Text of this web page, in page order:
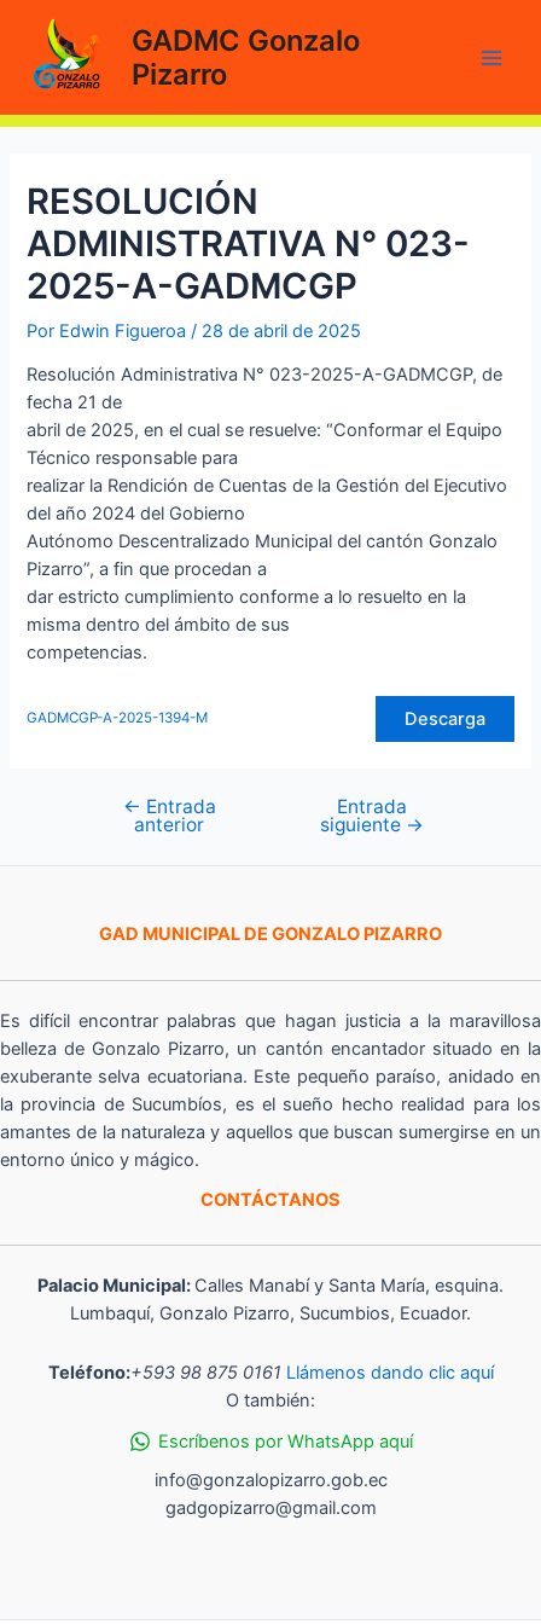
contenido
GADMC Gonzalo
Pizarro
RESOLUCIÓN
ADMINISTRATIVA N° 023-
2025-A-GADMCGP
Por Edwin Figueroa/ 28 de abril de 2025
Resolución Administrativa N° 023-2025-A-GADMCGP, de
fecha 21 de
abril de 2025, en el cual se resuelve: “Conformar el Equipo
Técnico responsable para
realizar la Rendición de Cuentas de la Gestión del Ejecutivo
del año 2024 del Gobierno
Autónomo Descentralizado Municipal del cantón Gonzalo
Pizarro”, a fin que procedan a
dar estricto cumplimiento conforme a lo resuelto en la
misma dentro del ámbito de sus
competencias.
GADMCGP-A-2025-1394-M Descarga
Navegación
← Entrada
anterior
Entrada
siguiente →
GAD MUNICIPAL DE GONZALO PIZARRO
Es difícil encontrar palabras que hagan justicia a la maravillosa
belleza de Gonzalo Pizarro, un cantón encantador situado en la
exuberante selva ecuatoriana. Este pequeño paraíso, anidado en
la provincia de Sucumbíos, es el sueño hecho realidad para los
amantes de la naturaleza y aquellos que buscan sumergirse en un
entorno único y mágico.
CONTÁCTANOS
Palacio Municipal: Calles Manabí y Santa María, esquina.
Lumbaquí, Gonzalo Pizarro, Sucumbios, Ecuador.
Teléfono:+593 98 875 0161 Llámenos dando clic aquí
O también:
Escríbenos por WhatsApp aquí
info@gonzalopizarro.gob.ec
gadgopizarro@gmail.com